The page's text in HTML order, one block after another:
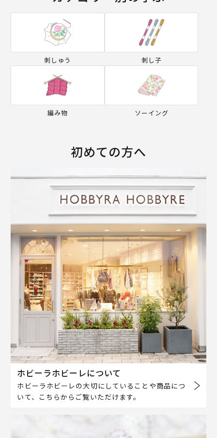
刺しゅう 刺し子
編み物 ソーイング
初めての方へ
ホビーラホビーレについて
ホビーラホビーレの大切にしていることや商品につ
いて、こちらからご覧いただけます。